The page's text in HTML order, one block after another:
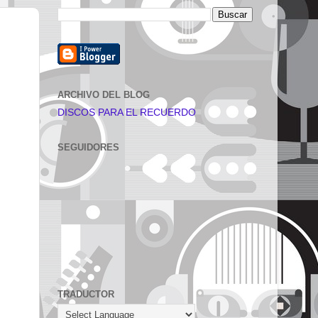
ARCHIVO DEL BLOG
DISCOS PARA EL RECUERDO
SEGUIDORES
TRADUCTOR